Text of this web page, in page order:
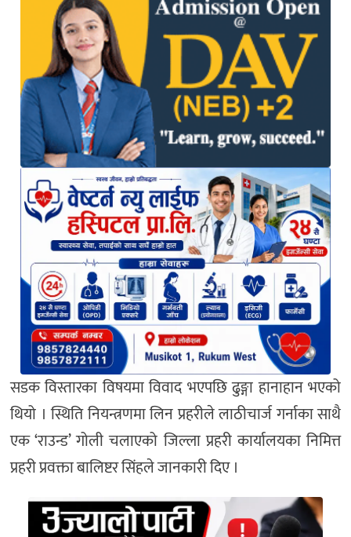
सडक विस्तारका विषयमा विवाद भएपछि ढुङ्गा हानाहान भएको
थियो । स्थिति नियन्त्रणमा लिन प्रहरीले लाठीचार्ज गर्नाका साथै
एक ‘राउन्ड’ गोली चलाएको जिल्ला प्रहरी कार्यालयका निमित्त
प्रहरी प्रवक्ता बालिष्टर सिंहले जानकारी दिए ।